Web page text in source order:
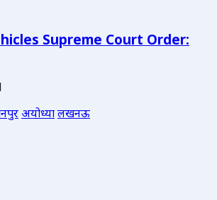
Supreme Court Order:
अयोध्यालखनऊ